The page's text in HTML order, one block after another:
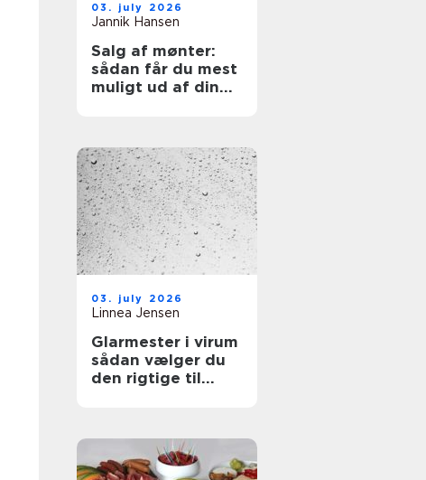
03. july 2026
Jannik Hansen
Salg af mønter:
sådan får du mest
muligt ud af din
03. july 2026
Linnea Jensen
Glarmester i virum
sådan vælger du
den rigtige til